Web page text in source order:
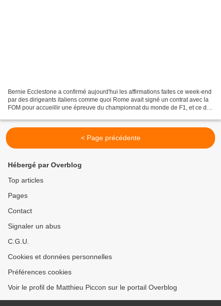
Bernie Ecclestone a confirmé aujourd'hui les affirmations faites ce week-end
par des dirigeants italiens comme quoi Rome avait signé un contrat avec la
FOM pour accueillir une épreuve du championnat du monde de F1, et ce dès
< Page précédente
Hébergé par Overblog
Top articles
Pages
Contact
Signaler un abus
C.G.U.
Cookies et données personnelles
Préférences cookies
Voir le profil de Matthieu Piccon sur le portail Overblog